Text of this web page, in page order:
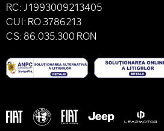
RC: J1993009213405
CUI: RO 3786213
CS: 86.035.300 RON